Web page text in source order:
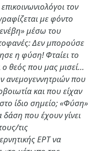
τον
με φόντο
μέσω του
Δεν μπορούσε
η φύση! Φταίει το
ο θεός που μας μισεί…
ανεμογεννητριών που
και που είχαν
ίδιο σημείο; «Φύση»
δάση που έχουν γίνει
τις
ΕΡΤ να